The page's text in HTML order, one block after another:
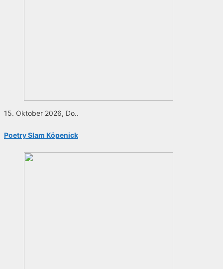
15. Oktober 2026, Do..
Poetry Slam Köpenick